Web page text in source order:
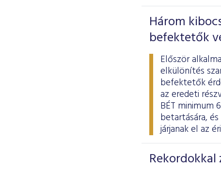
Három
befektetők
Először
elkülönítés
befektetők
az eredeti
BÉT minimum
betartására,
járjanak el az